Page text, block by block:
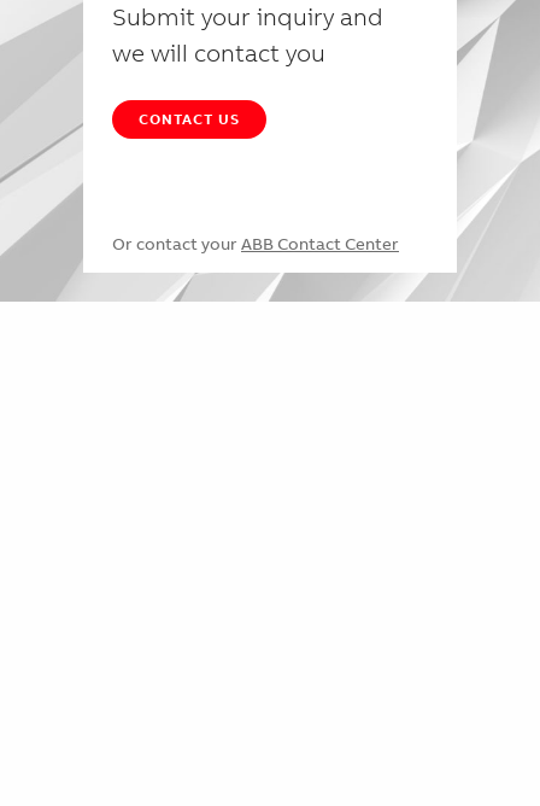
Submit your inquiry and
we will contact you
CONTACT US
Or contact your ABB Contact Center